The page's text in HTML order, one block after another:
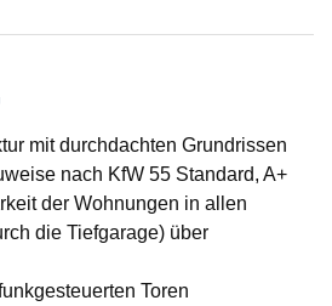
mit durchdachten Grundrissen
nach KfW 55 Standard, A+
der Wohnungen in allen
die Tiefgarage) über
Toren